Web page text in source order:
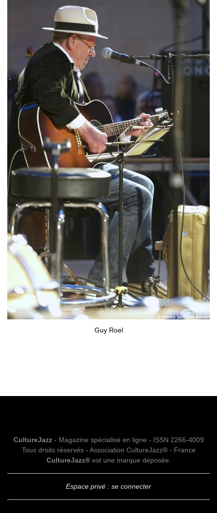
Guy Roel
CultureJazz- Magazine spécialisé en ligne - ISSN 2266-4009
Tous droits réservés - Association CultureJazz® - France
CultureJazz®est une marque déposée.
Espace privé : se connecter